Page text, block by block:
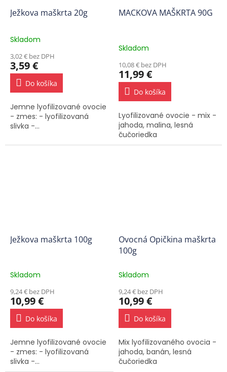
Ježkova maškrta 20g
Priemerné
produktu
je
3,2
hviezdičiek.
Skladom
3,02 € bez DPH
3,59 €
Do košíka
Jemne lyofilizované ovocie
- zmes: - lyofilizovaná
slivka -...
MACKOVA MAŠKRTA 90G
Skladom
10,08 € bez DPH
11,99 €
Do košíka
Lyofilizované ovocie - mix -
jahoda, malina, lesná
čučoriedka
Ježkova maškrta 100g
Skladom
9,24 € bez DPH
10,99 €
Do košíka
Jemne lyofilizované ovocie
- zmes: - lyofilizovaná
slivka -...
Ovocná Opičkina maškrta
100g
Skladom
9,24 € bez DPH
10,99 €
Do košíka
Mix lyofilizovaného ovocia -
jahoda, banán, lesná
čučoriedka